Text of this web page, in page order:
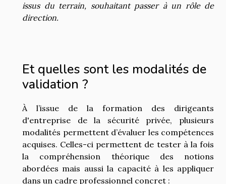
issus du terrain, souhaitant passer à un rôle de
direction.
Et quelles sont les modalités de
validation ?
À l’issue de la formation des dirigeants
d'entreprise de la sécurité privée, plusieurs
modalités permettent d’évaluer les compétences
acquises. Celles-ci permettent de tester à la fois
la compréhension théorique des notions
abordées mais aussi la capacité à les appliquer
dans un cadre professionnel concret :